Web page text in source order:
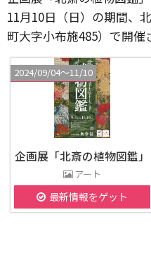
11月10日（日）の期間、
町大字小布施485）で開催
2024/09/04〜11/10
企画展「北斎の植物図鑑」
アート
最新情報をゲット